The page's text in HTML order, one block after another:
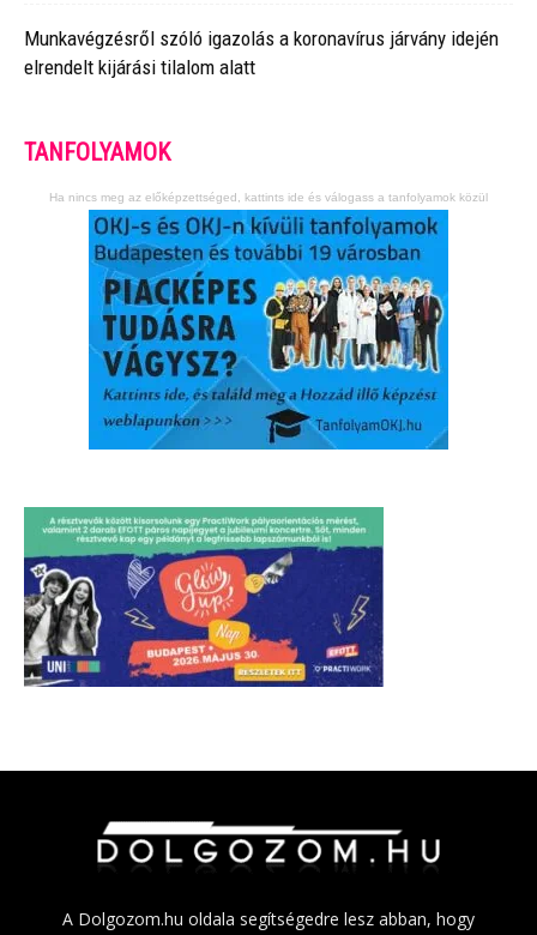
Munkavégzésről szóló igazolás a koronavírus járvány idején
elrendelt kijárási tilalom alatt
TANFOLYAMOK
Ha nincs meg az előképzettséged, kattints ide és válogass a tanfolyamok közül
A Dolgozom.hu oldala segítségedre lesz abban, hogy